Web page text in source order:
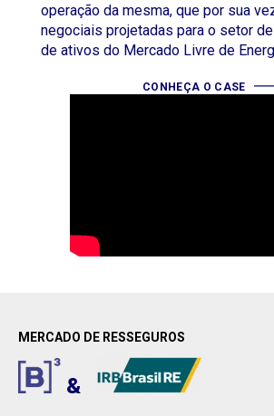
operação da mesma, que por sua
negociais projetadas para o setor
de ativos do Mercado Livre de
CONHEÇA O CASE
MERCADO DE RESSEGUROS
&